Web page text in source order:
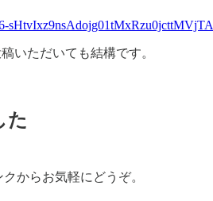
いただいても結構です。
た
からお気軽にどうぞ。